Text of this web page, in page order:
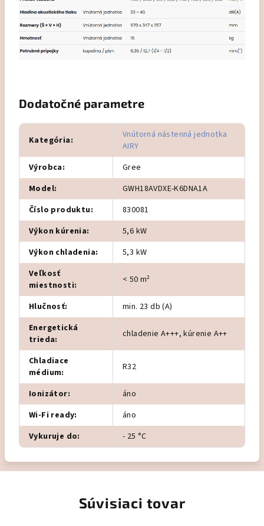
Dodatočné parametre
Kategória:
Vnútorná nástenná jednotka
AIRY
Výrobca:
Gree
Model:
GWH18AVDXE-K6DNA1A
Číslo produktu:
830081
Výkon kúrenia:
5,6 kW
Výkon chladenia:
5,3 kW
Veľkosť
miestnosti: < 50 m²
Hlučnosť:
min. 23 db (A)
Energetická
trieda: chladenie A+++, kúrenie A++
Chladiace
médium: R32
Ionizátor:
áno
Wi-Fi ready:
áno
Vykuruje do: - 25 °C
Súvisiaci tovar